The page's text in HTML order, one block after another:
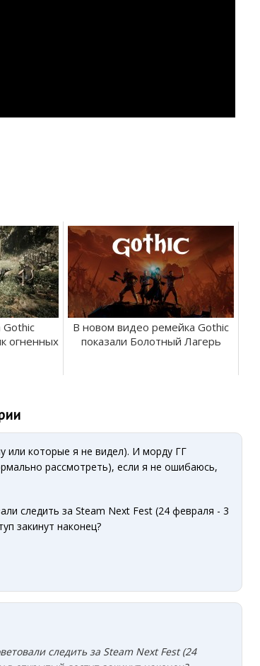
огненных
В новом видео ремейка Gothic
показали Болотный Лагерь
или которые я не видел). И морду ГГ
рассмотреть), если я не ошибаюсь,
следить за Steam Next Fest (24 февраля - 3
закинут наконец?
следить за Steam Next Fest (24